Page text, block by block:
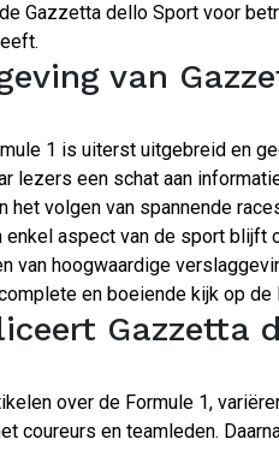
Gazzetta dello Sport voor
van
1 is uiterst uitgebreid en
lezers een schat aan
volgen van spannende
aspect van de sport blijft
van hoogwaardige
en boeiende kijk op de
Gazzetta
over de Formule 1,
coureurs en teamleden.